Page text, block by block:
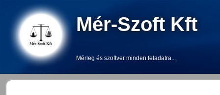
Mér-Szoft Kft
Mérleg és szoftver minden feladatra...